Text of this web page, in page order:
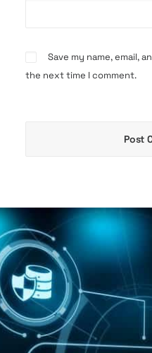
Save my name, email,
the next time I comment.